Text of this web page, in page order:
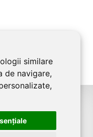
similare
de navigare,
de promovare online
COMMUNICATIONS SRL